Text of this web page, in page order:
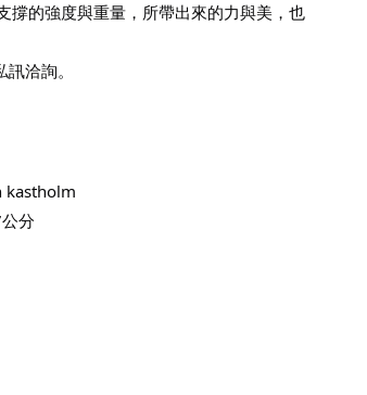
撐的強度與重量，所帶出來的力與美，也
洽詢。
kastholm
分